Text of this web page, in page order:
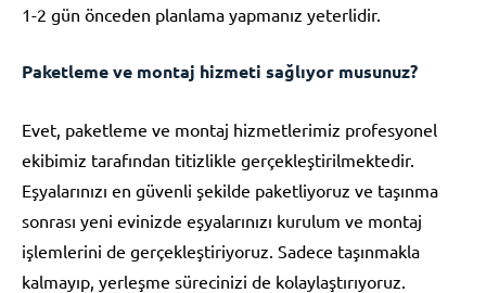
1-2 gün önceden planlama yapmanız yeterlidir.
Paketleme ve montaj hizmeti sağlıyor musunuz?
Evet, paketleme ve montaj hizmetlerimiz profesyonel
ekibimiz tarafından titizlikle gerçekleştirilmektedir.
Eşyalarınızı en güvenli şekilde paketliyoruz ve taşınma
sonrası yeni evinizde eşyalarınızı kurulum ve montaj
işlemlerini de gerçekleştiriyoruz. Sadece taşınmakla
kalmayıp, yerleşme sürecinizi de kolaylaştırıyoruz.